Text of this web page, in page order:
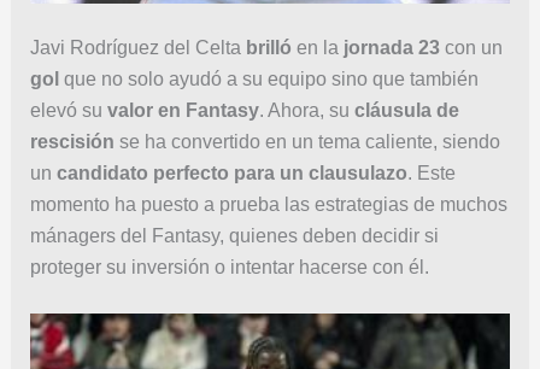
Javi Rodríguez del Celta brilló en la jornada 23con un
gol que no solo ayudó a su equipo sino que también
elevó su valor en Fantasy. Ahora, su cláusula de
rescisión se ha convertido en un tema caliente, siendo
un candidato perfecto para un clausulazo. Este
momento ha puesto a prueba las estrategias de muchos
mánagers del Fantasy, quienes deben decidir si
proteger su inversión o intentar hacerse con él.